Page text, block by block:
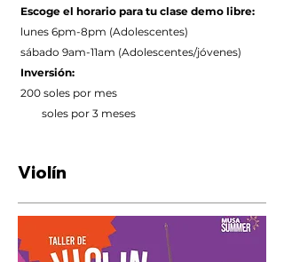
Escoge el horario para tu clase demo libre:
lunes 6pm-8pm (Adolescentes)
sábado 9am-11am (Adolescentes/jóvenes)
Inversión:
200 soles por mes
soles por 3 meses
Violín